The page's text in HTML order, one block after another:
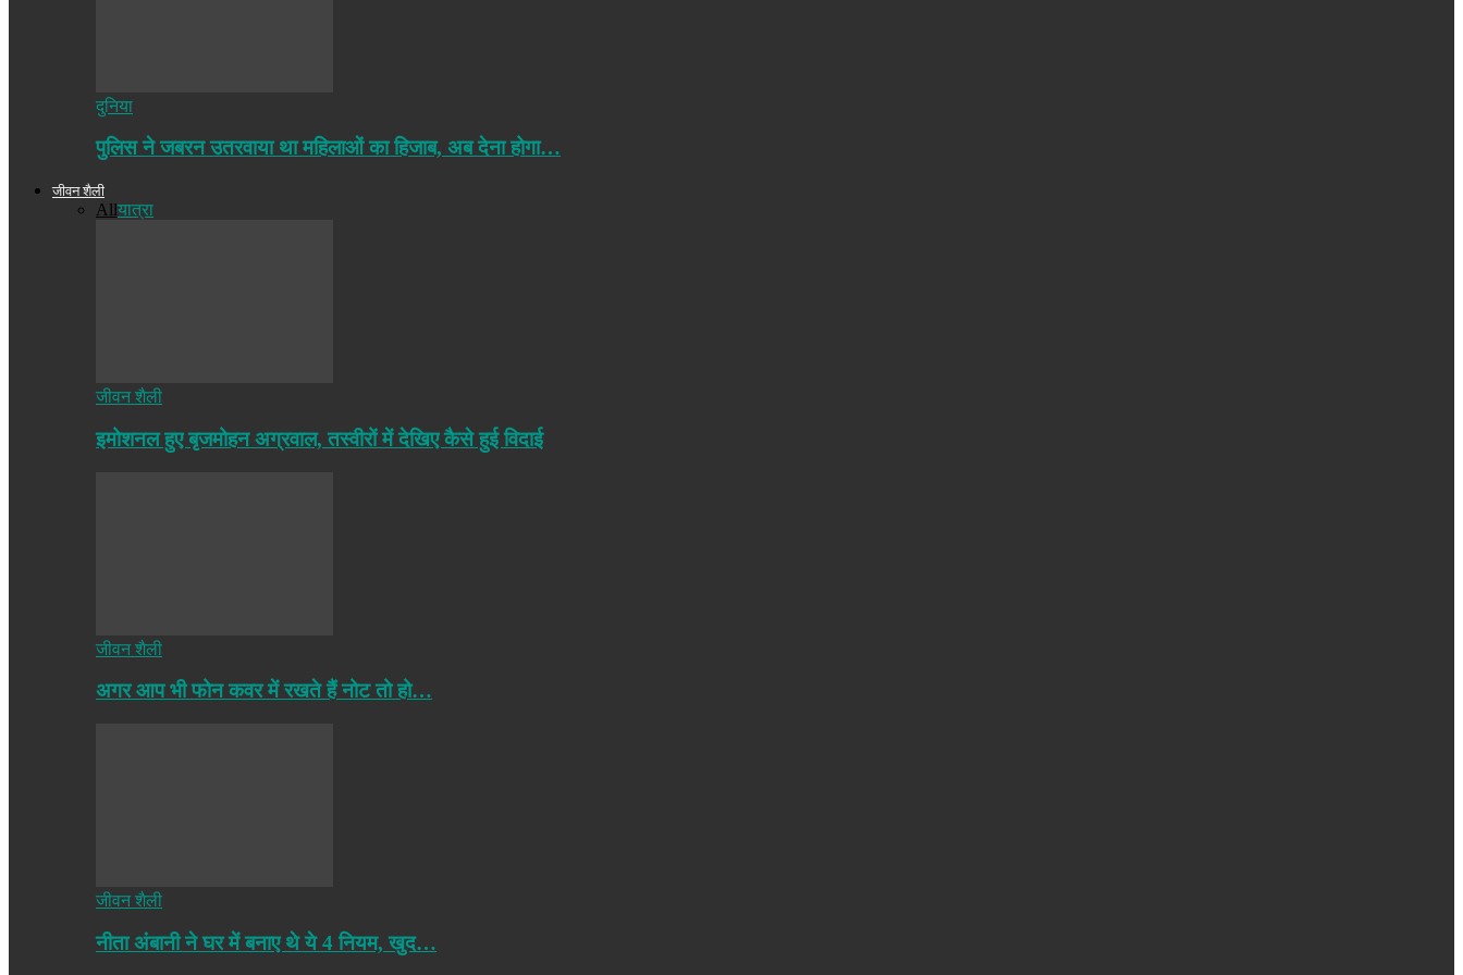
दुनिया
पुलिस ने जबरन उतरवाया था महिलाओं का हिजाब, अब देना होगा…
जीवन शैली
Allयात्रा
जीवन शैली
इमोशनल हुए बृजमोहन अग्रवाल, तस्वीरों में देखिए कैसे हुई विदाई
जीवन शैली
अगर आप भी फोन कवर में रखते हैं नोट तो हो…
जीवन शैली
नीता अंबानी ने घर में बनाए थे ये 4 नियम, खुद…